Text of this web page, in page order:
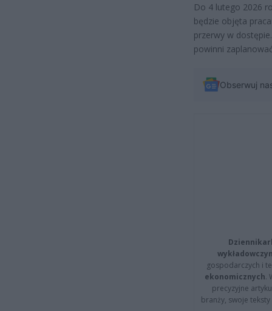
Do 4 lutego 2026
będzie objęta
przerwy w
powinni
Obserwuj
gospodarczych i
ekonomicznych.
precyzyjne
branży, swoje